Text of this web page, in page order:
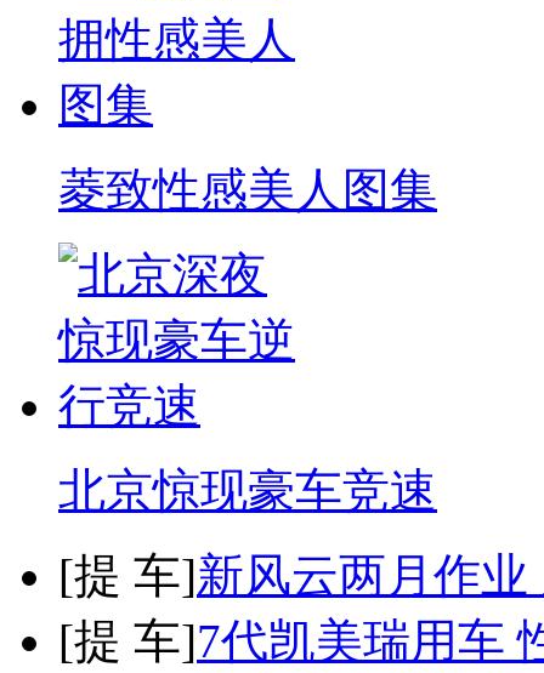
菱致性感美人图集
北京惊现豪车竞速
[提 车]新风云两月作
[提 车]7代凯美瑞用车